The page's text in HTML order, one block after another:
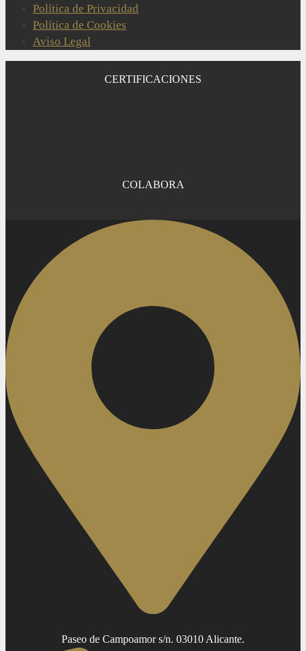
Política de Privacidad
Política de Cookies
Aviso Legal
CERTIFICACIONES
COLABORA
Paseo de Campoamor s/n. 03010 Alicante.